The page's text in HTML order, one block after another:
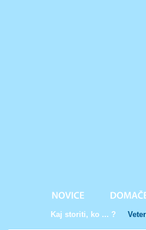
Kaj storiti, ko ... ?